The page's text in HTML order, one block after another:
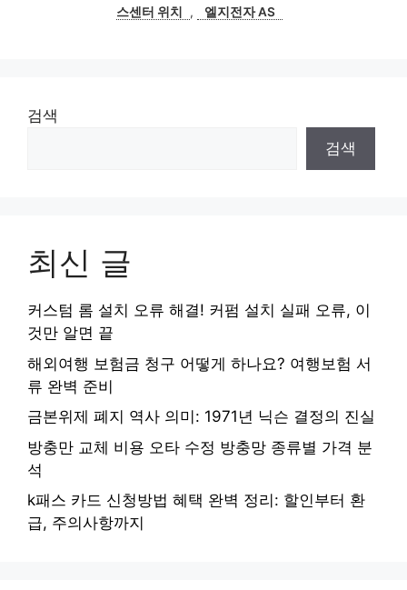
스센터 위치
, 엘지전자 AS
검색
검색
최신 글
커스텀 롬 설치 오류 해결! 커펌 설치 실패 오류, 이
것만 알면 끝
해외여행 보험금 청구 어떻게 하나요? 여행보험 서
류 완벽 준비
금본위제 폐지 역사 의미: 1971년 닉슨 결정의 진실
방충만 교체 비용 오타 수정 방충망 종류별 가격 분
석
k패스 카드 신청방법 혜택 완벽 정리: 할인부터 환
급, 주의사항까지